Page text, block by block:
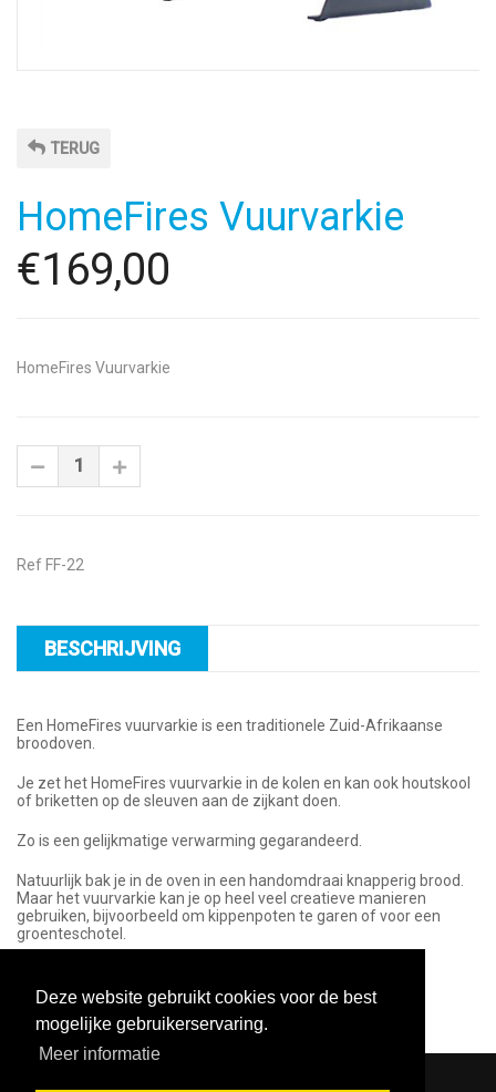
Deze website gebruikt cookies voor de best
mogelijke gebruikerservaring.
Meer informatie
TERUG
HomeFires Vuurvarkie
€169,00
HomeFires Vuurvarkie
Ref FF-22
BESCHRIJVING
Een HomeFires vuurvarkie is een traditionele Zuid-Afrikaanse
broodoven.
Je zet het HomeFires vuurvarkie in de kolen en kan ook houtskool
of briketten op de sleuven aan de zijkant doen.
Zo is een gelijkmatige verwarming gegarandeerd.
Natuurlijk bak je in de oven in een handomdraai knapperig brood.
Maar het vuurvarkie kan je op heel veel creatieve manieren
gebruiken, bijvoorbeeld om kippenpoten te garen of voor een
groenteschotel.